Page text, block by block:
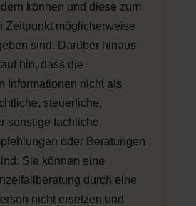
können und diese zum
Zeitpunkt möglicherweise
sind. Darüber hinaus
hin, dass die
Informationen nicht als
steuerliche,
sonstige fachliche
oder Beratungen
Sie können eine
durch eine
nicht ersetzen und